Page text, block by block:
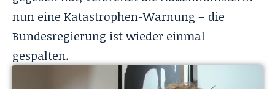
nun eine Katastrophen-Warnung – die
Bundesregierung ist wieder einmal
gespalten.